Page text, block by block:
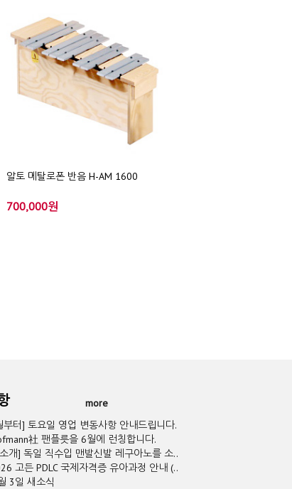
알토 메탈로폰 반음 H-AM 1600
700,000원
사항
more
터] 토요일 영업 변동사항 안내드립니다.
社 팬플릇을 6월에 런칭합니다.
개] 독일 직수입 맨발신발 레구아노를 소..
고든 PDLC 국제자격증 유아과정 안내 (..
3일 새소식